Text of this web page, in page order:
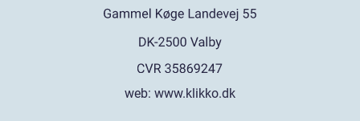
web: www.klikko.dk